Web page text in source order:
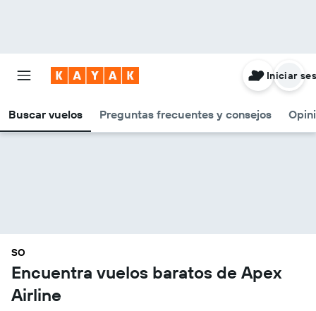
Buscar vuelos Preguntas frecuentes y consejos
Iniciar
SO
Encuentra vuelos baratos de Apex
Airline